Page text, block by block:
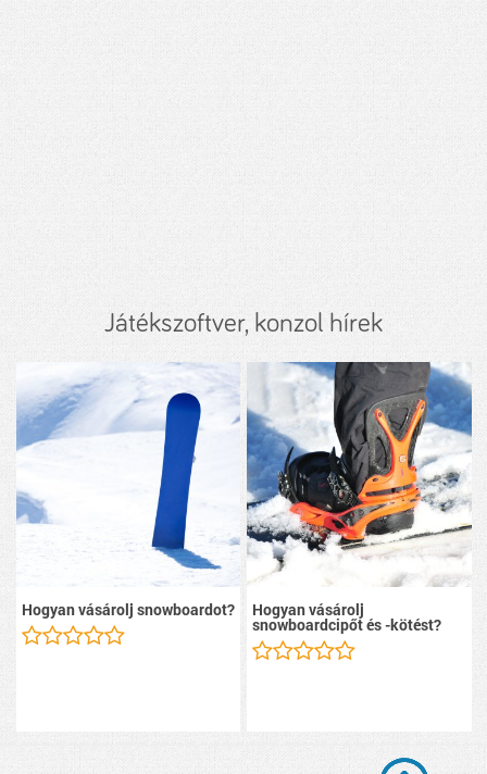
Játékszoftver, konzol hírek
Hogyan vásárolj snowboardot? Hogyan vásárolj
snowboardcipőt és -kötést?